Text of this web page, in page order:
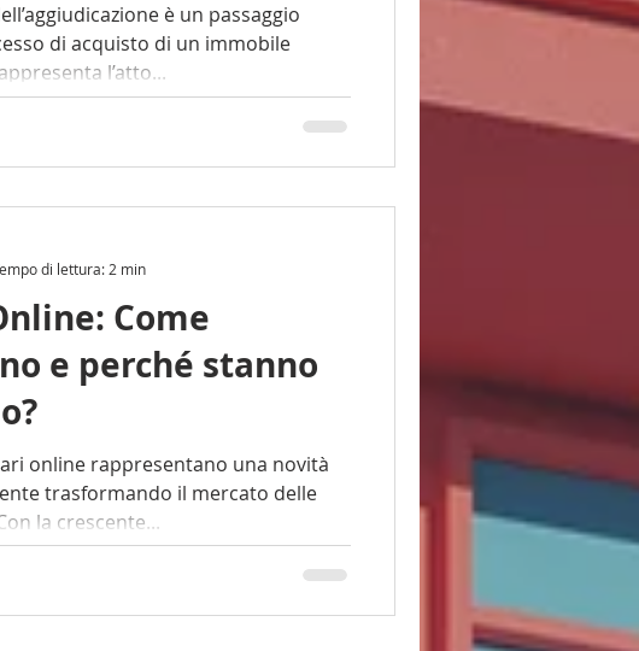
è un passaggio
di acquisto di un immobile
l’atto...
Come
e perché stanno
una novità
trasformando il mercato delle
la crescente...
di lettura: 2 min